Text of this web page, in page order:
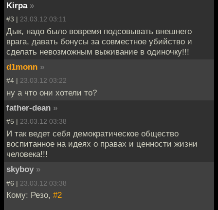
Kirpa »
#3 | 23.03.12 03:11
Дык, надо было вовремя подсовывать внешнего
врага, давать бонусы за совместное убийство и
сделать невозможным выживание в одиночку!!!
d1monn »
#4 | 23.03.12 03:22
ну а что они хотели то?
father-dean »
#5 | 23.03.12 03:38
И так ведет себя демократическое общество
воспитанное на идеях о правах и ценности жизни
человека!!!
skyboy »
#6 | 23.03.12 03:38
Кому: Резо, #2